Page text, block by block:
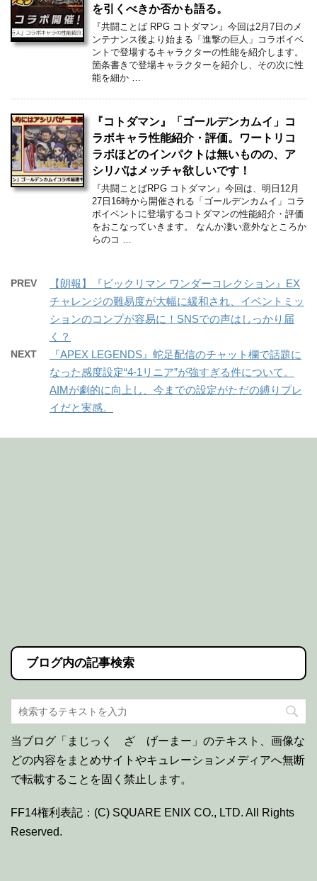
を引くべきか否かも語る。
『共闘ことば RPG コトダマン』今回は2月7日のメ
ンテナンス後より始まる「進撃の巨人」コラボイベ
ントで登場するキャラクターの性能を紹介します。
箇条書きで登場キャラクターを紹介し、その次に性
能を細か …
『コトダマン』「ゴールデンカムイ」コ
ラボキャラ性能紹介・評価。ワートリコ
ラボほどのインパクトは無いものの、ア
シリパはメッチャ欲しいです！
『共闘ことばRPG コトダマン』今回は、明日12月
27日16時から開催される「ゴールデンカムイ」コラ
ボイベントに登場するコトダマンの性能紹介・評価
をおこなっていきます。 なんか凄い意外なところか
らのコ …
PREV
【朗報】『ビックリマン ワンダーコレクション』EX
チャレンジの難易度が大幅に緩和され、イベントミッ
ションのコンプが容易に！SNSでの声はしっかり届
く？
NEXT
『APEX LEGENDS』蛇足配信のチャット欄で話題に
なった感度設定“4-1リニア”が強すぎる件について。
AIMが劇的に向上し、今までの設定がただの縛りプレ
イだと実感。
ブログ内の記事検索
当ブログ「まじっく ざ げーまー」のテキスト、画像な
どの内容をまとめサイトやキュレーションメディアへ無断
で転載することを固く禁止します。
FF14権利表記：(C) SQUARE ENIX CO., LTD. All Rights
Reserved.